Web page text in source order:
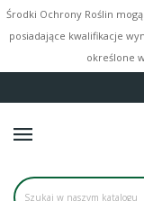
Środki Ochrony Roślin
posiadające kwalifikacje
określone